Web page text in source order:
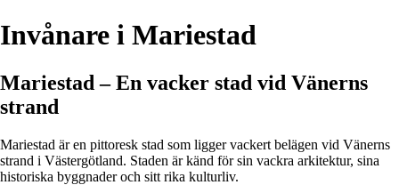
Invånare i Mariestad
Mariestad – En vacker stad vid Vänerns
strand
Mariestad är en pittoresk stad som ligger vackert belägen vid Vänerns
strand i Västergötland. Staden är känd för sin vackra arkitektur, sina
historiska byggnader och sitt rika kulturliv.